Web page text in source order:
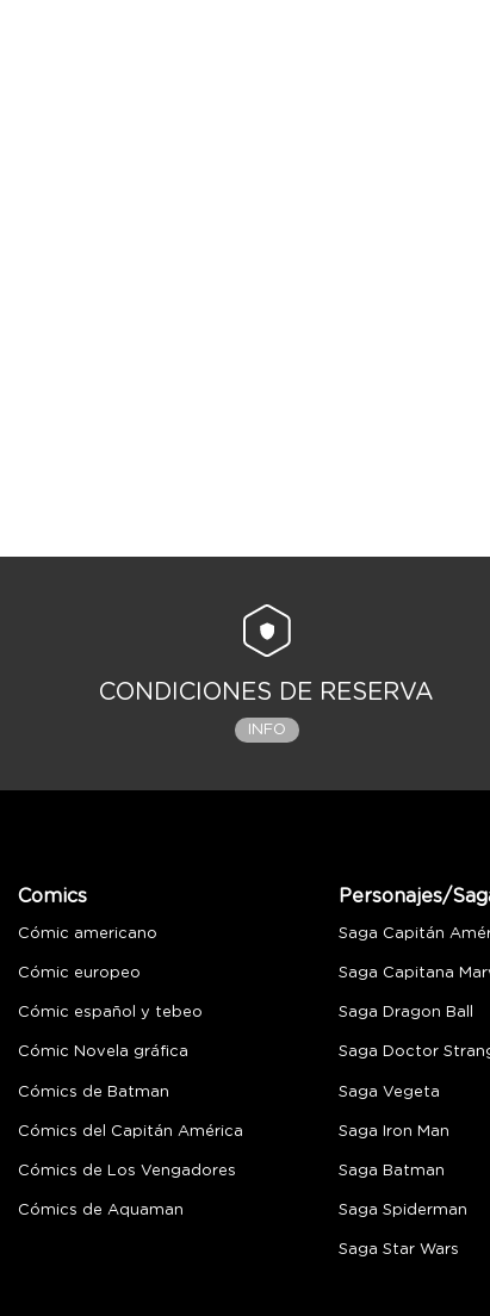
CONDICIONES DE RESERVA
INFO
Comics
Cómic americano
Cómic europeo
Cómic español y tebeo
Cómic Novela gráfica
Cómics de Batman
Cómics del Capitán América
Cómics de Los Vengadores
Cómics de Aquaman
Personajes/
Saga Capitán
Saga Capitana
Saga Dragon Ball
Saga Doctor
Saga Vegeta
Saga Iron Man
Saga Batman
Saga Spiderman
Saga Star Wars